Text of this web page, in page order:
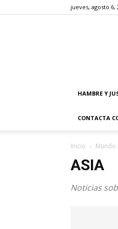
jueves, agosto 6,
HAMBRE Y
CONTACTA
Inicio Mundo
ASIA
Noticias